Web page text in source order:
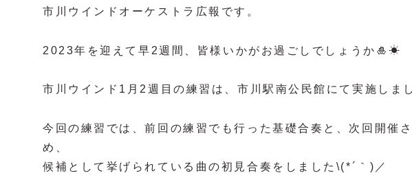
市川ウインドオーケストラ広報です。
2023年を迎えて早2週間、皆様いかがお過ごしでしょうか🎍☀
市川ウインド1月2週目の練習は、市川駅南公民館にて実施しま
今回の練習では、前回の練習でも行った基礎合奏と、次回開催
め、
候補として挙げられている曲の初見合奏をしました\(*´｀)／